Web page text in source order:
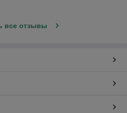
все отзывы